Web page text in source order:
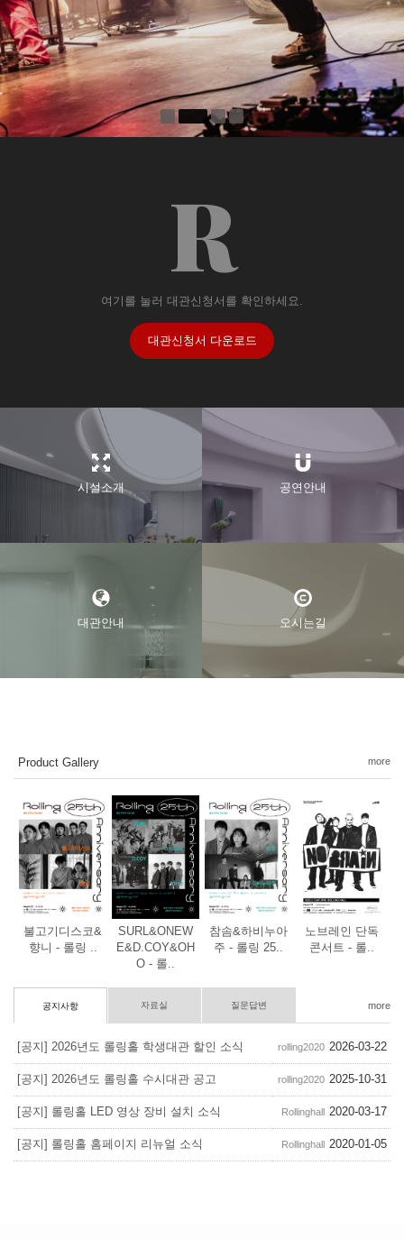
R
여기를 눌러 대관신청서를 확인하세요.
대관신청서 다운로드
시설소개 공연안내
대관안내 오시는길
Product Gallery more
불고기디스코&
향니 - 롤링 ..
SURL&ONEW
E&D.COY&OH
O - 롤..
참솜&하비누아
주 - 롤링 25..
노브레인 단독
콘서트 - 롤..
공지사항 자료실 질문답변 more
[공지] 2026년도 롤링홀 학생대관 할인 소식 rolling2020 2026-03-22
[공지] 2026년도 롤링홀 수시대관 공고 rolling2020 2025-10-31
[공지] 롤링홀 LED 영상 장비 설치 소식 Rollinghall 2020-03-17
[공지] 롤링홀 홈페이지 리뉴얼 소식 Rollinghall 2020-01-05